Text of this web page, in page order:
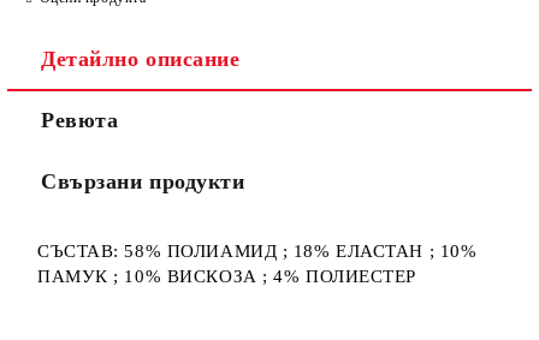
Детайлно описание
Ревюта
Свързани продукти
СЪСТАВ: 58% ПОЛИАМИД ; 18% ЕЛАСТАН ; 10%
ПАМУК ; 10% ВИСКОЗА ; 4% ПОЛИЕСТЕР